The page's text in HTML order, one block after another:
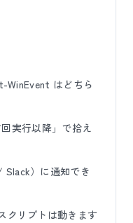
WinEvent はどちら
実行以降」で拾え
Slack）に通知でき
クリプトは動きます